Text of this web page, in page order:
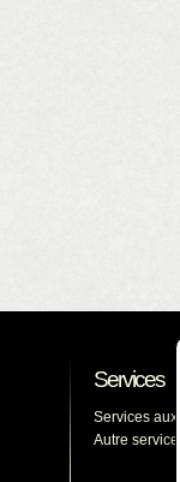
Services
Services
Autre